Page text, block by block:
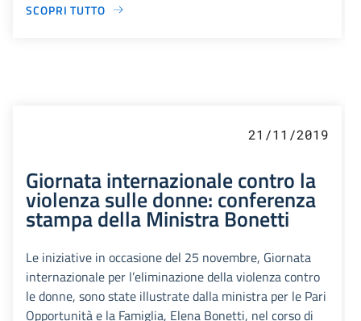
SCOPRI TUTTO
21/11/2019
Giornata internazionale contro la
violenza sulle donne: conferenza
stampa della Ministra Bonetti
Le iniziative in occasione del 25 novembre, Giornata
internazionale per l’eliminazione della violenza contro
le donne, sono state illustrate dalla ministra per le Pari
Opportunità e la Famiglia, Elena Bonetti, nel corso di